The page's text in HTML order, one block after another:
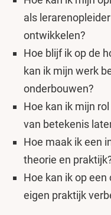
als
ontwikkelen?
Hoe blijf ik op de
kan ik mijn werk
onderbouwen?
Hoe kan ik mijn
van betekenis
Hoe maak ik een
theorie en
Hoe kan ik op
eigen praktijk